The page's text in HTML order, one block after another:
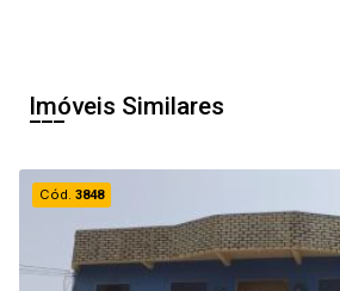
Imóveis Similares
Cód.3848